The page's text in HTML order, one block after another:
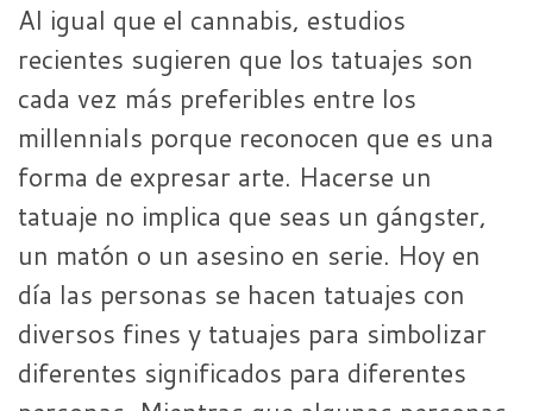
Al igual que el cannabis, estudios
recientes sugieren que los tatuajes son
cada vez más preferibles entre los
millennials porque reconocen que es una
forma de expresar arte. Hacerse un
tatuaje no implica que seas un gángster,
un matón o un asesino en serie. Hoy en
día las personas se hacen tatuajes con
diversos fines y tatuajes para simbolizar
diferentes significados para diferentes